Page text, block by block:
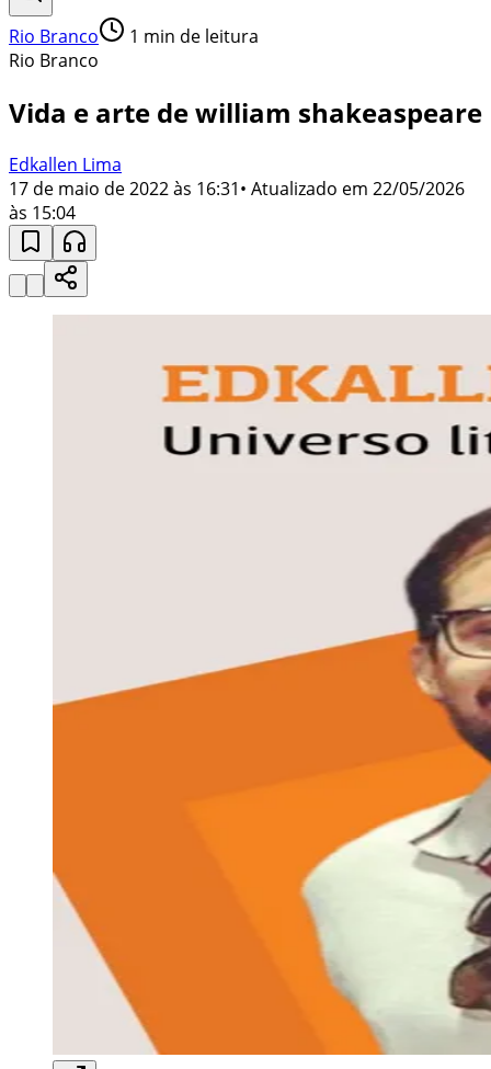
Rio Branco 1 min de leitura
Rio Branco
Vida e arte de william shakeaspeare
Edkallen Lima
17 de maio de 2022 às 16:31• Atualizado em 22/05/2026
às 15:04